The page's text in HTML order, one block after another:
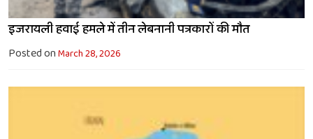
इजरायली हवाई हमले में तीन लेबनानी पत्रकारों की मौत
Posted onMarch 28, 2026